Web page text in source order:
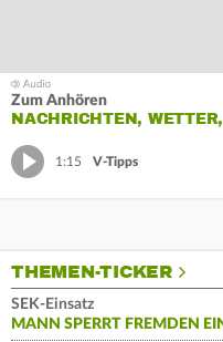
Zum Anhören
NACHRICHTEN,
1:15 V-Tipps
THEMEN-TICKER
SEK-Einsatz
MANN SPERRT FREMDEN